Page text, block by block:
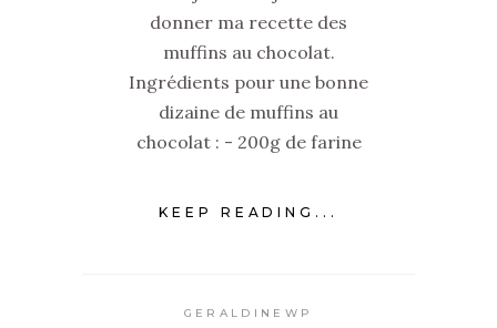
donner ma recette des
muffins au chocolat.
Ingrédients pour une bonne
dizaine de muffins au
chocolat : - 200g de farine
KEEP READING...
GERALDINEWP